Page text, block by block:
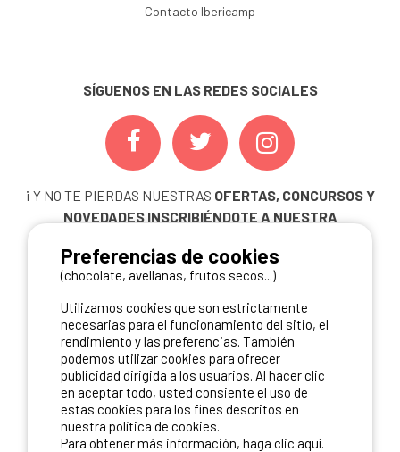
Contacto Ibericamp
SÍGUENOS EN LAS REDES SOCIALES
¡ Y NO TE PIERDAS NUESTRAS OFERTAS, CONCURSOS Y
NOVEDADES INSCRIBIÉNDOTE A NUESTRA
ME INSCRIBO
NUESTROS PARTNERS
Preferencias de cookies
(chocolate, avellanas, frutos secos...)
Utilizamos cookies que son estrictamente
necesarias para el funcionamiento del sitio, el
rendimiento y las preferencias. También
podemos utilizar cookies para ofrecer
publicidad dirigida a los usuarios. Al hacer clic
en aceptar todo, usted consiente el uso de
estas cookies para los fines descritos en
nuestra política de cookies.
Para obtener más información, haga clic aquí.